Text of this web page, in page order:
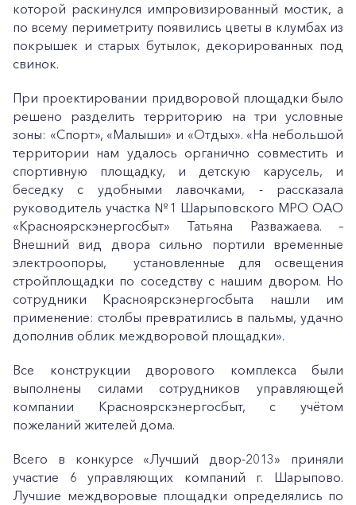
которой раскинулся импровизированный мостик, а
по всему периметриту появились цветы в клумбах из
покрышек и старых бутылок, декорированных под
свинок.
При проектировании придворовой площадки было
решено разделить территорию на три условные
зоны: «Спорт», «Малыши» и «Отдых». «На небольшой
территории нам удалось органично совместить и
спортивную площадку, и детскую карусель, и
беседку с удобными лавочками, - рассказала
руководитель участка №1 Шарыповского МРО ОАО
«Красноярскэнергосбыт» Татьяна Разважаева. –
Внешний вид двора сильно портили временные
электроопоры, установленные для освещения
стройплощадки по соседству с нашим двором. Но
сотрудники Красноярскэнергосбыта нашли им
применение: столбы превратились в пальмы, удачно
дополнив облик междворовой площадки».
Все конструкции дворового комплекса были
выполнены силами сотрудников управляющей
компании Красноярскэнергосбыт, с учётом
пожеланий жителей дома.
Всего в конкурсе «Лучший двор-2013» приняли
участие 6 управляющих компаний г. Шарыпово.
Лучшие междворовые площадки определялись по